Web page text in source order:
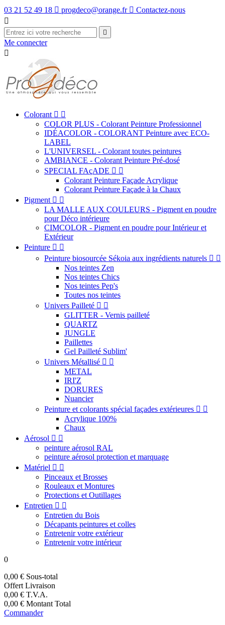
03 21 52 49 18  progdeco@orange.fr  Contactez-nous


Me connecter

Colorant  
COLOR PLUS - Colorant Peinture Professionnel
IDÉACOLOR - COLORANT Peinture avec ECO-
LABEL
L'UNIVERSEL - Colorant toutes peintures
AMBIANCE - Colorant Peinture Pré-dosé
SPECIAL FAçADE  
Colorant Peinture Façade Acrylique
Colorant Peinture Façade à la Chaux
Pigment  
LA MALLE AUX COULEURS - Pigment en poudre
pour Déco intérieure
CIMCOLOR - Pigment en poudre pour Intérieur et
Extérieur
Peinture  
Peinture biosourcée Sékoia aux ingrédients naturels  
Nos teintes Zen
Nos teintes Chics
Nos teintes Pep's
Toutes nos teintes
Univers Pailleté  
GLITTER - Vernis pailleté
QUARTZ
JUNGLE
Paillettes
Gel Pailleté Sublim'
Univers Métallisé  
METAL
IRI'Z
DORURES
Nuancier
Peinture et colorants spécial façades extérieures  
Acrylique 100%
Chaux
Aérosol  
peinture aérosol RAL
peinture aérosol protection et marquage
Matériel  
Pinceaux et Brosses
Rouleaux et Montures
Protections et Outillages
Entretien  
Entretien du Bois
Décapants peintures et colles
Entretenir votre extérieur
Entretenir votre intérieur
0
0,00 € Sous-total
Offert Livraison
0,00 € T.V.A.
0,00 € Montant Total
Commander